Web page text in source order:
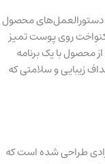
دستورالعمل‌های محصول
روی پوست تمیز
محصول با یک برنامه
زیبایی و سلامتی که
طراحی شده است که